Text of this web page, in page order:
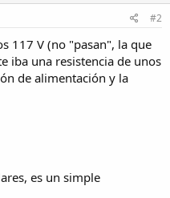
#2
117 V (no "pasan", la que
iba una resistencia de unos
de alimentación y la
es un simple